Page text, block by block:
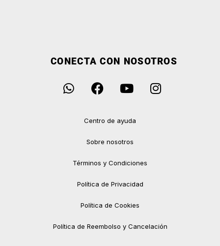
CONECTA CON NOSOTROS
Centro de ayuda
Sobre nosotros
Términos y Condiciones
Política de Privacidad
Política de Cookies
Política de Reembolso y Cancelación